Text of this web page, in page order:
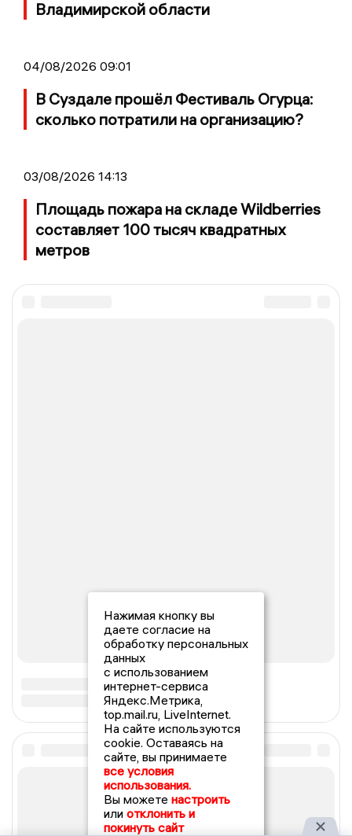
Владимирской области
04/08/2026 09:01
В Суздале прошёл Фестиваль Огурца:
сколько потратили на организацию?
03/08/2026 14:13
Площадь пожара на складе Wildberries
составляет 100 тысяч квадратных
метров
Нажимая кнопку вы
даете согласие на
обработку персональных
данных
с использованием
интернет-сервиса
Яндекс.Метрика,
top.mail.ru, LiveInternet.
На сайте используются
cookie. Оставаясь на
сайте, вы принимаете
все условия
использования.
Вы можете настроить
или отклонить и
покинуть сайт